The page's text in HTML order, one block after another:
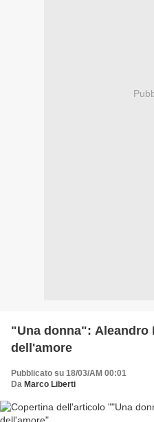
"Una donna": Aleandro
dell'amore
Pubblicato su 18/03/AM 00:01
Da Marco Liberti